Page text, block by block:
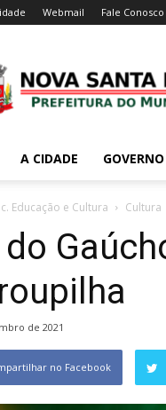
Webmail Fale Conosco
A CIDADE GOVERNO
Educação e Cultura Cultura
do
de 2021
no Facebook